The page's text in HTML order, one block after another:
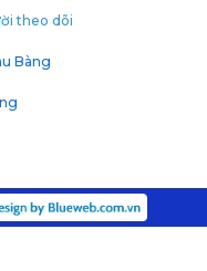
theo dõi
Bàng